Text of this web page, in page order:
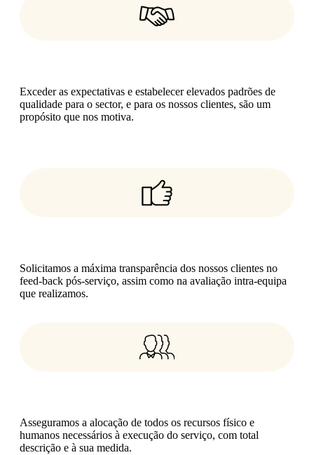
Exceder as expectativas e estabelecer elevados padrões de
qualidade para o sector, e para os nossos clientes, são um
propósito que nos motiva.
Solicitamos a máxima transparência dos nossos clientes no
feed-back pós-serviço, assim como na avaliação intra-equipa
que realizamos.
Asseguramos a alocação de todos os recursos físico e
humanos necessários à execução do serviço, com total
descrição e à sua medida.